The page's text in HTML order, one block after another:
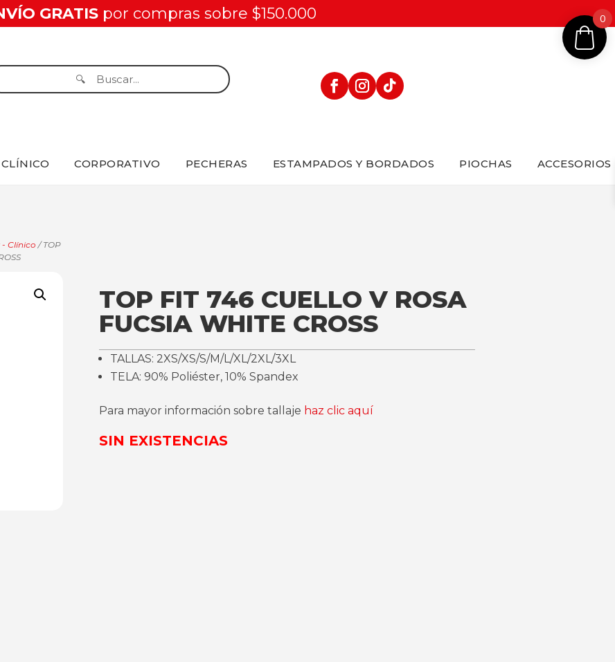
GRATISpor compras sobre $150.000
CLÍNICO CORPORATIVO PECHERAS ESTAMPADOS Y BORDADOS PIOCHAS ACCESORIOS
- Clínico / TOP
TOP FIT 746 CUELLO V ROSA
FUCSIA WHITE CROSS
TALLAS: 2XS/XS/S/M/L/XL/2XL/3XL
TELA: 90% Poliéster, 10% Spandex
Para mayor información sobre tallaje haz clic aquí
SIN EXISTENCIAS
0